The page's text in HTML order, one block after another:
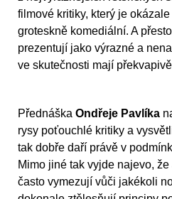
filmové kritiky, který je
groteskně komediální. A
prezentují jako výrazné a
ve skutečnosti mají
Přednáška Ondřeje Pavlíka
rysy poťouchlé kritiky a
tak dobře daří právě v
Mimo jiné tak vyjde najevo,
často vymezují vůči jakékoli